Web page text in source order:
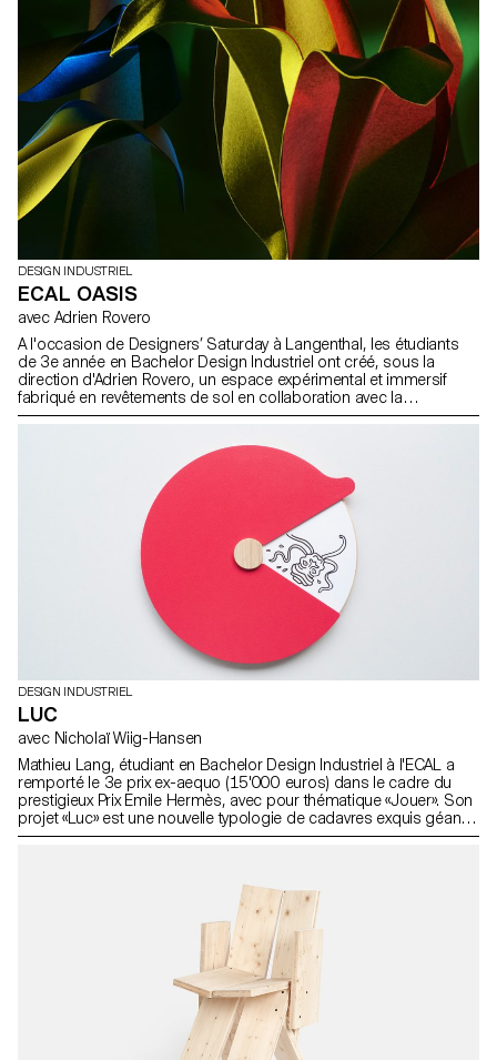
DESIGN INDUSTRIEL
ECAL OASIS
avec Adrien Rovero
A l'occasion de Designers’ Saturday à Langenthal, les étudiants
de 3e année en Bachelor Design Industriel ont créé, sous la
direction d'Adrien Rovero, un espace expérimental et immersif
fabriqué en revêtements de sol en collaboration avec la
manufacture suisse de tapis Ruckstuhl. Etudiants: Marion Aeby
Douma Quentin Frichet Victor Guittet Jules Mas Andreas Piedfort
DESIGN INDUSTRIEL
LUC
avec Nicholaï Wiig-Hansen
Mathieu Lang, étudiant en Bachelor Design Industriel à l'ECAL a
remporté le 3e prix ex-aequo (15'000 euros) dans le cadre du
prestigieux Prix Emile Hermès, avec pour thématique «Jouer». Son
projet «Luc» est une nouvelle typologie de cadavres exquis géants.
Projet réalisé dans le cadre du Prix Emile Hermès avec le soutien